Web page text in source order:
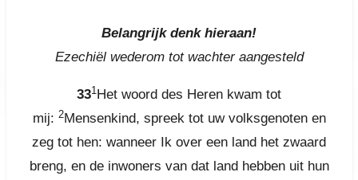
Belangrijk denk hieraan!
Ezechiël wederom tot wachter aangesteld
331 Het woord des Heren kwam tot
mij: 2Mensenkind, spreek tot uw volksgenoten en
zeg tot hen: wanneer Ik over een land het zwaard
breng, en de inwoners van dat land hebben uit hun